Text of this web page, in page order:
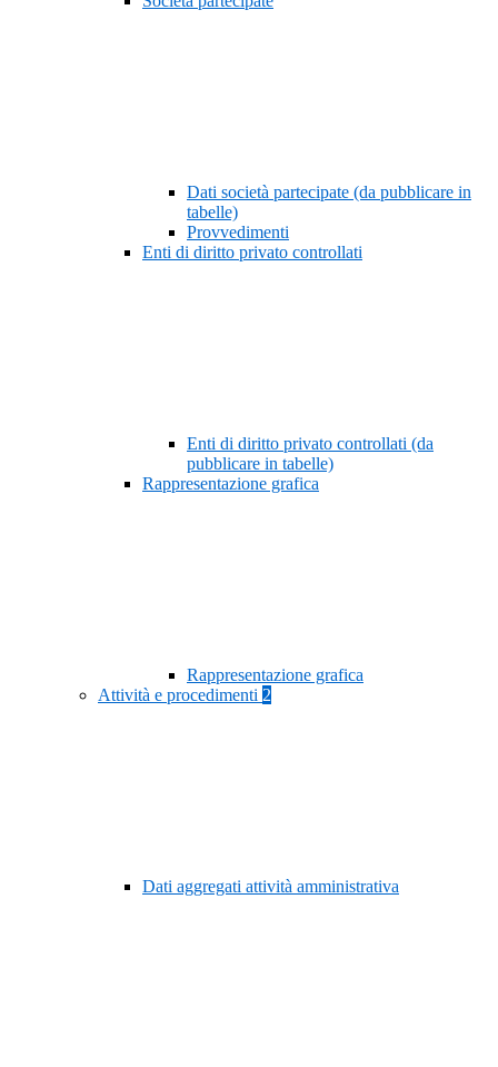
Dati società partecipate (da pubblicare in
tabelle)
Provvedimenti
Enti di diritto privato controllati
Enti di diritto privato controllati (da
pubblicare in tabelle)
Rappresentazione grafica
Rappresentazione grafica
Attività e procedimenti 2
Dati aggregati attività amministrativa